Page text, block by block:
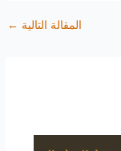
المقالة التالية ←